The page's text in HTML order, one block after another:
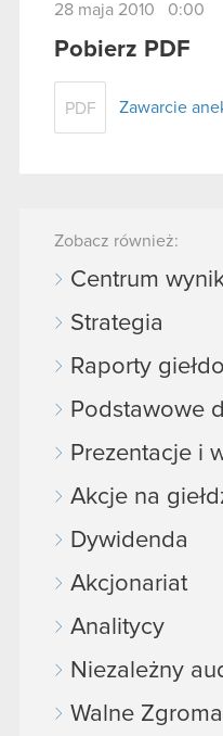
28 maja 2010 0:00
Pobierz PDF
PDF Zawarcie
Zobacz również:
Centrum
Strategia
Raporty
Podstawowe
Prezentacje i
Akcje na
Dywidenda
Akcjonariat
Analitycy
Niezależny
Walne